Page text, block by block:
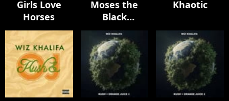
Girls Love
Horses
Moses the
Black
Soundtrack
Khaotic